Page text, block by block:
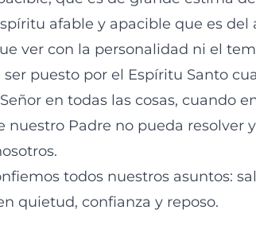
afable y apacible que es del
ver con la personalidad ni el
puesto por el Espíritu Santo
en todas las cosas, cuando
nuestro Padre no pueda resolver
todos nuestros asuntos:
quietud, confianza y reposo.